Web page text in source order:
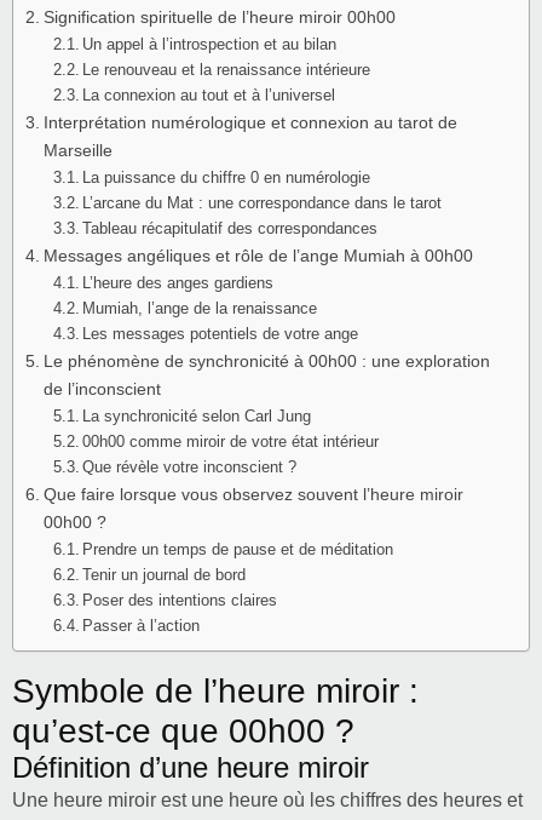
Signification spirituelle de l’heure miroir 00h00
Un appel à l’introspection et au bilan
Le renouveau et la renaissance intérieure
La connexion au tout et à l’universel
Interprétation numérologique et connexion au tarot de
Marseille
La puissance du chiffre 0 en numérologie
L’arcane du Mat : une correspondance dans le tarot
Tableau récapitulatif des correspondances
Messages angéliques et rôle de l’ange Mumiah à 00h00
L’heure des anges gardiens
Mumiah, l’ange de la renaissance
Les messages potentiels de votre ange
Le phénomène de synchronicité à 00h00 : une exploration
de l’inconscient
La synchronicité selon Carl Jung
00h00 comme miroir de votre état intérieur
Que révèle votre inconscient ?
Que faire lorsque vous observez souvent l’heure miroir
00h00 ?
Prendre un temps de pause et de méditation
Tenir un journal de bord
Poser des intentions claires
Passer à l’action
Symbole de l’heure miroir :
qu’est-ce que 00h00 ?
Définition d’une heure miroir
Une heure miroir est une heure où les chiffres des heures et